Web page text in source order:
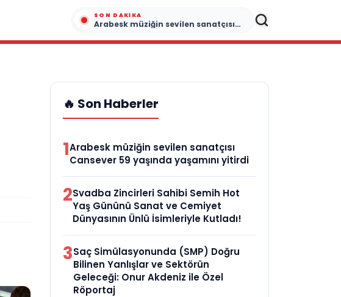
SON DAKIKA
Arabesk müziğin sevilen sanatçısı Cansever 59 yaşında yaşamını yitirdi
🔥 Son Haberler
1Arabesk müziğin sevilen sanatçısı
Cansever 59 yaşında yaşamını yitirdi
2Svadba Zincirleri Sahibi Semih Hot
Yaş Gününü Sanat ve Cemiyet
Dünyasının Ünlü İsimleriyle Kutladı!
3Saç Simülasyonunda (SMP) Doğru
Bilinen Yanlışlar ve Sektörün
Geleceği: Onur Akdeniz ile Özel
Röportaj